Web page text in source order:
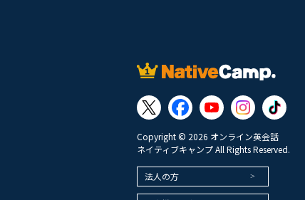
Copyright © 2026 オンライン英会話
ネイティブキャンプ All Rights Reserved.
法人の方